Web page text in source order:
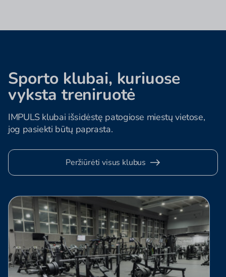
Sporto klubai, kuriuose
vyksta treniruotė
IMPULS klubai išsidėstę patogiose miestų vietose,
jog pasiekti būtų paprasta.
Peržiūrėti visus klubus